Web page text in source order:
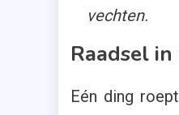
vechten.
Raadsel
Eén ding